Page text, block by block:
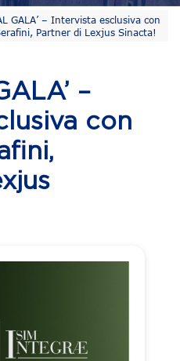
GALA’ – Intervista esclusiva con
Partner di Lexjus Sinacta!
–
con